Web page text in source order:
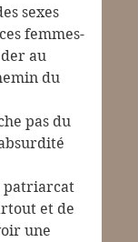
sexes
femmes-
au
du
pas du
patriarcat
et de
une